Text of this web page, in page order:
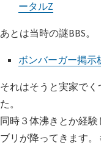
ータルZ
あとは当時の謎BBS。
ボンバーガー掲示
それはそうと実家で
た。
同時３体沸きとか経
ブリが降ってきます。